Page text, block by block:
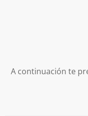
A continuación te